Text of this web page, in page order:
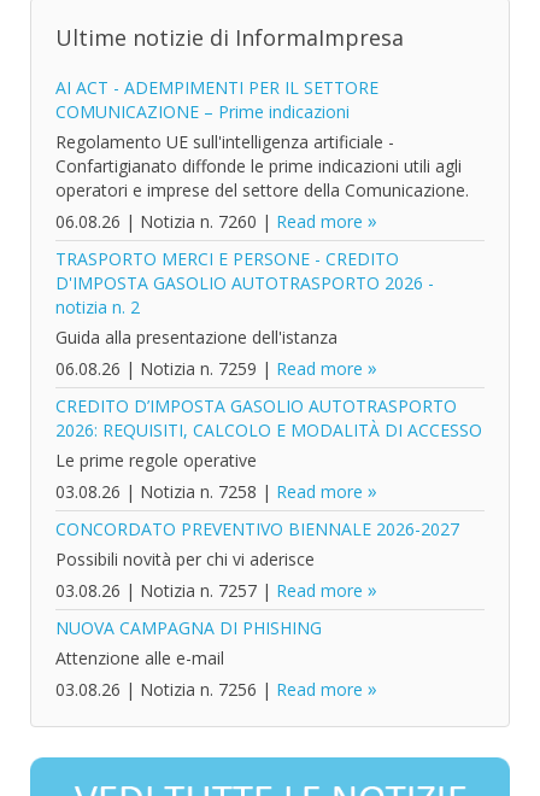
Ultime notizie di InformaImpresa
AI ACT - ADEMPIMENTI PER IL SETTORE
COMUNICAZIONE – Prime indicazioni
Regolamento UE sull'intelligenza artificiale -
Confartigianato diffonde le prime indicazioni utili agli
operatori e imprese del settore della Comunicazione.
06.08.26 | Notizia n. 7260 | Read more
TRASPORTO MERCI E PERSONE - CREDITO
D'IMPOSTA GASOLIO AUTOTRASPORTO 2026 -
notizia n. 2
Guida alla presentazione dell'istanza
06.08.26 | Notizia n. 7259 | Read more
CREDITO D’IMPOSTA GASOLIO AUTOTRASPORTO
2026: REQUISITI, CALCOLO E MODALITÀ DI ACCESSO
Le prime regole operative
03.08.26 | Notizia n. 7258 | Read more
CONCORDATO PREVENTIVO BIENNALE 2026-2027
Possibili novità per chi vi aderisce
03.08.26 | Notizia n. 7257 | Read more
NUOVA CAMPAGNA DI PHISHING
Attenzione alle e-mail
03.08.26 | Notizia n. 7256 | Read more